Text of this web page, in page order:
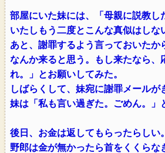
部屋にいた妹には、「母親に説教し
いたしもう二度とこんな真似はしな
あと、謝罪するよう言っておいたか
なんか来ると思う。もし来たなら、
れ。」とお願いしてみた。
しばらくして、妹宛に謝罪メールが
妹は「私も言い過ぎた。ごめん。」
後日、お金は返してもらったらしい。
野郎は金が無かったら首をくくらな